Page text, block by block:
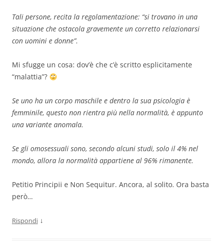
Tali persone, recita la regolamentazione: “si trovano in una
situazione che ostacola gravemente un corretto relazionarsi
con uomini e donne”.
Mi sfugge un cosa: dov’è che c’è scritto esplicitamente
“malattia”?
Se uno ha un corpo maschile e dentro la sua psicologia è
femminile, questo non rientra più nella normalità, è appunto
una variante anomala.
Se gli omosessuali sono, secondo alcuni studi, solo il 4% nel
mondo, allora la normalità appartiene al 96% rimanente.
Petitio Principii e Non Sequitur. Ancora, al solito. Ora basta
però…
Rispondi ↓